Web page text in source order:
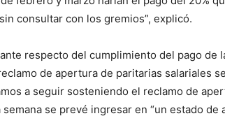
consultar con los gremios”, explicó.
respecto del cumplimiento del pago de
de apertura de paritarias salariales
a seguir sosteniendo el reclamo de
se prevé ingresar en “un estado de